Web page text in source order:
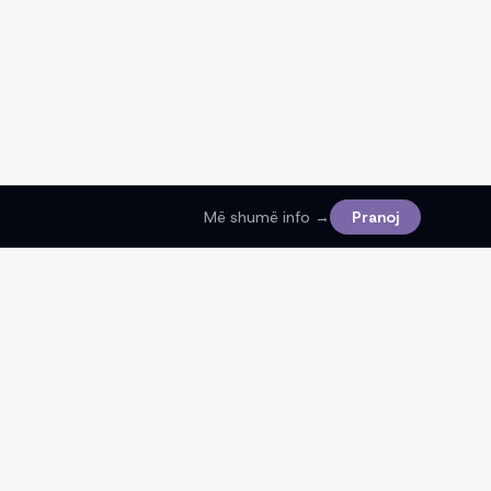
Më shumë info → Pranoj